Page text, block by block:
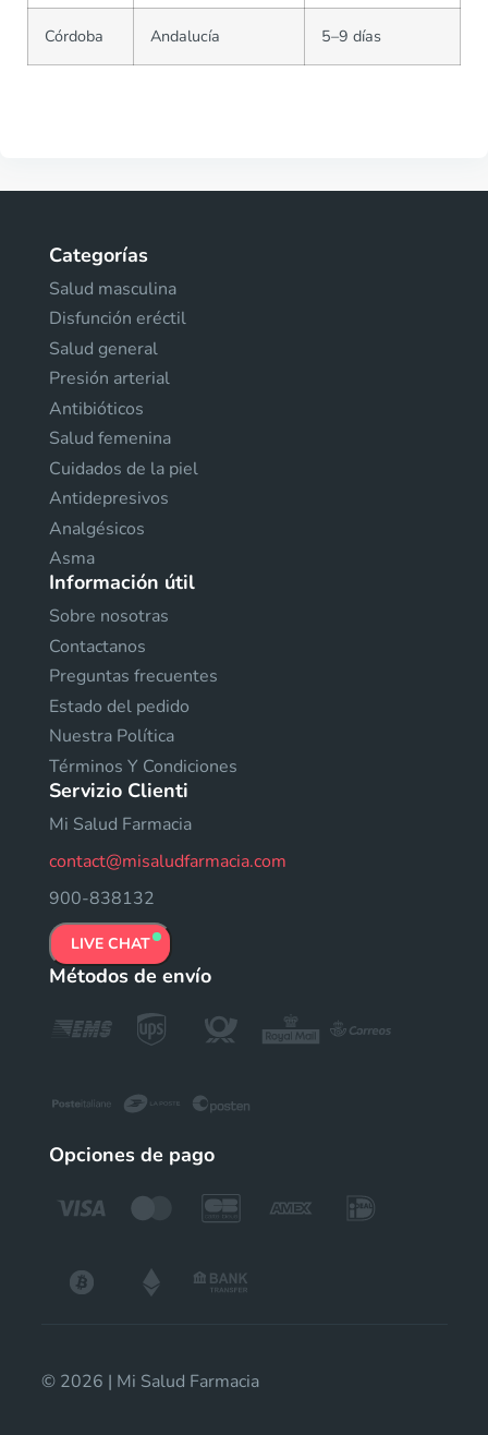
Córdoba Andalucía 5–9 días
Categorías
Salud masculina
Disfunción eréctil
Salud general
Presión arterial
Antibióticos
Salud femenina
Cuidados de la piel
Antidepresivos
Analgésicos
Asma
Información útil
Sobre nosotras
Contactanos
Preguntas frecuentes
Estado del pedido
Nuestra Política
Términos Y Condiciones
Servizio Clienti
Mi Salud Farmacia
contact@misaludfarmacia.com
900-838132
LIVE CHAT
Métodos de envío
Opciones de pago
© 2026 | Mi Salud Farmacia